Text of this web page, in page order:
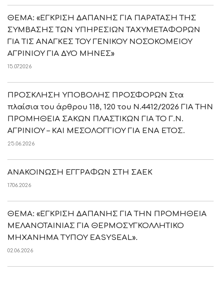
ΘΕΜΑ: «ΕΓΚΡΙΣΗ ΔΑΠΑΝΗΣ ΓΙΑ ΠΑΡΑΤΑΣΗ ΤΗΣ
ΣΥΜΒΑΣΗΣ ΤΩΝ ΥΠΗΡΕΣΙΩΝ ΤΑΧΥΜΕΤΑΦΟΡΩΝ
ΓΙΑ ΤΙΣ ΑΝΑΓΚΕΣ ΤΟΥ ΓΕΝΙΚΟΥ ΝΟΣΟΚΟΜΕΙΟΥ
ΑΓΡΙΝΙΟΥ ΓΙΑ ΔΥΟ ΜΗΝΕΣ»
15.07.2026
ΠΡΟΣΚΛΗΣΗ ΥΠΟΒΟΛΗΣ ΠΡΟΣΦΟΡΩΝ Στα
πλαίσια του άρθρου 118, 120 του Ν.4412/2026 ΓΙΑ ΤΗΝ
ΠΡΟΜΗΘΕΙΑ ΣΑΚΩΝ ΠΛΑΣΤΙΚΩΝ ΓΙΑ ΤΟ Γ.Ν.
ΑΓΡΙΝΙΟΥ – ΚΑΙ ΜΕΣΟΛΟΓΓΙΟΥ ΓΙΑ ΕΝΑ ΕΤΟΣ.
25.06.2026
ΑΝΑΚΟΙΝΩΣΗ ΕΓΓΡΑΦΩΝ ΣΤΗ ΣΑΕΚ
17.06.2026
ΘΕΜΑ: «ΕΓΚΡΙΣΗ ΔΑΠΑΝΗΣ ΓΙΑ ΤΗΝ ΠΡΟΜΗΘΕΙΑ
ΜΕΛΑΝΟΤΑΙΝΙΑΣ ΓΙΑ ΘΕΡΜΟΣΥΓΚΟΛΛΗΤΙΚΟ
ΜΗΧΑΝΗΜΑ ΤΥΠΟΥ EASYSEAL».
02.06.2026